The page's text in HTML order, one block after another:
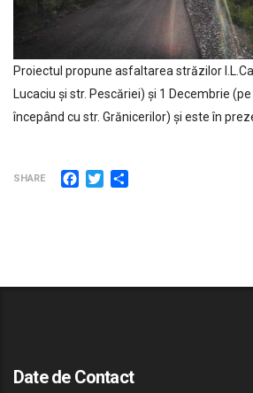
Proiectul propune asfaltarea străzilor
Lucaciu și str. Pescăriei) și 1 Decembrie
începând cu str. Grănicerilor) și este în
SHARE Facebook
Twitter
Date de Contact